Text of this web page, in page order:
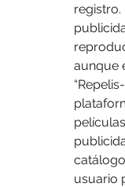
registro.
aunque
usuario